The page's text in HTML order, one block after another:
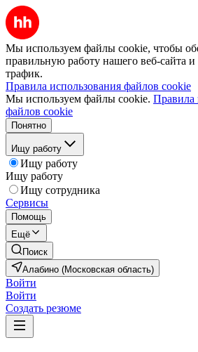
Мы используем файлы cookie, чтобы
правильную работу нашего веб-сайта и
трафик.
Правила использования файлов cookie
Мы используем файлы cookie. Правила
файлов cookie
Понятно
Ищу работу
Ищу работу
Ищу работу
Ищу сотрудника
Сервисы
Помощь
Ещё
Поиск
Алабино (Московская область)
Войти
Войти
Создать резюме